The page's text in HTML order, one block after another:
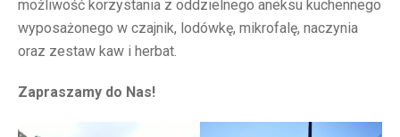
możliwość korzystania z oddzielnego aneksu kuchennego
wyposażonego w czajnik, lodówkę, mikrofalę, naczynia
oraz zestaw kaw i herbat.
Zapraszamy do Nas!